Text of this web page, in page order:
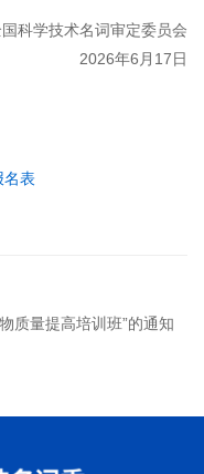
科学技术名词审定委员会
2026年6月17日
名表
质量提高培训班”的通知